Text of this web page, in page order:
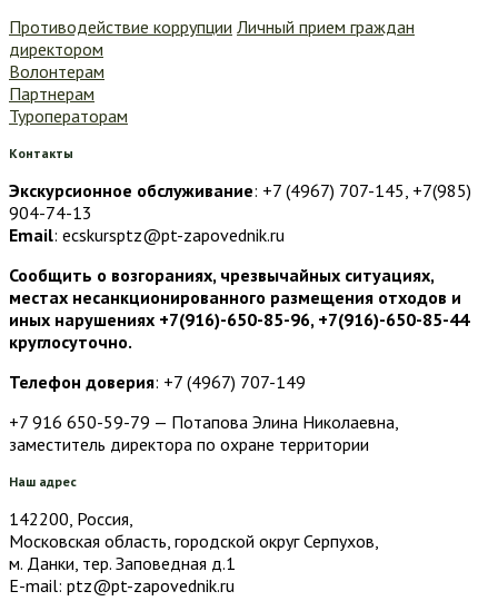
Противодействие коррупции Личный прием граждан
директором
Волонтерам
Партнерам
Туроператорам
Контакты
Экскурсионное обслуживание: +7 (4967) 707-145, +7(985)
904-74-13
Email: ecskursptz@pt-zapovednik.ru
Сообщить о возгораниях, чрезвычайных ситуациях,
местах несанкционированного размещения отходов и
иных нарушениях +7(916)-650-85-96, +7(916)-650-85-44
круглосуточно.
Телефон доверия: +7 (4967) 707-149
+7 916 650-59-79 — Потапова Элина Николаевна,
заместитель директора по охране территории
Наш адрес
142200, Россия,
Московская область, городской округ Серпухов,
м. Данки, тер. Заповедная д.1
E-mail: ptz@pt-zapovednik.ru